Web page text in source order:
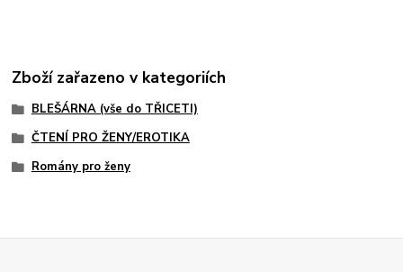
Zboží zařazeno v kategoriích
BLEŠÁRNA (vše do TŘICETI)
ČTENÍ PRO ŽENY/EROTIKA
Romány pro ženy